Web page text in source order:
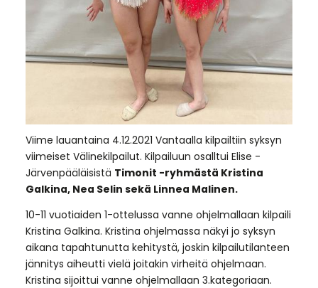
Viime lauantaina 4.12.2021 Vantaalla kilpailtiin syksyn
viimeiset Välinekilpailut. Kilpailuun osalltui Elise -
Järvenpääläisistä Timonit -ryhmästä Kristina
Galkina, Nea Selin sekä Linnea Malinen.
10-11 vuotiaiden 1-ottelussa vanne ohjelmallaan kilpaili
Kristina Galkina. Kristina ohjelmassa näkyi jo syksyn
aikana tapahtunutta kehitystä, joskin kilpailutilanteen
jännitys aiheutti vielä joitakin virheitä ohjelmaan.
Kristina sijoittui vanne ohjelmallaan 3.kategoriaan.